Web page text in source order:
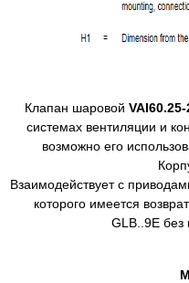
Клапан шаровой VAI60.25-
системах вентиляции и
возможно его
Взаимодействует с
которого имеется
GLB..9E без